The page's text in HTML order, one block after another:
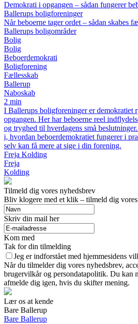
Demokrati i opgangen – sådan fungerer
Ballerups boligforeninger
Når beboerne tager ordet – sådan skabes
Ballerups boligområder
Bolig
Bolig
Beboerdemokrati
Boligforening
Fællesskab
Ballerup
Naboskab
2 min
I Ballerups boligforeninger er demokratiet
opgangen. Her har beboerne reel
og tryghed til hverdagens små
i, hvordan beboerdemokratiet fungerer i
selv kan få mere at sige i din forening.
Freja Kolding
Freja
Kolding
Tilmeld dig vores nyhedsbrev
Bliv klogere med et klik – tilmeld dig vores
Skriv din mail her
Kom med
Tak for din tilmelding
Jeg er indforstået med hjemmesidens
Når du tilmelder dig vores nyhedsbrev,
brugervilkår og persondatapolitik. Du kan
afmelde dig igen, hvis du skifter mening.
Lær os at kende
Bare Ballerup
Bare Ballerup